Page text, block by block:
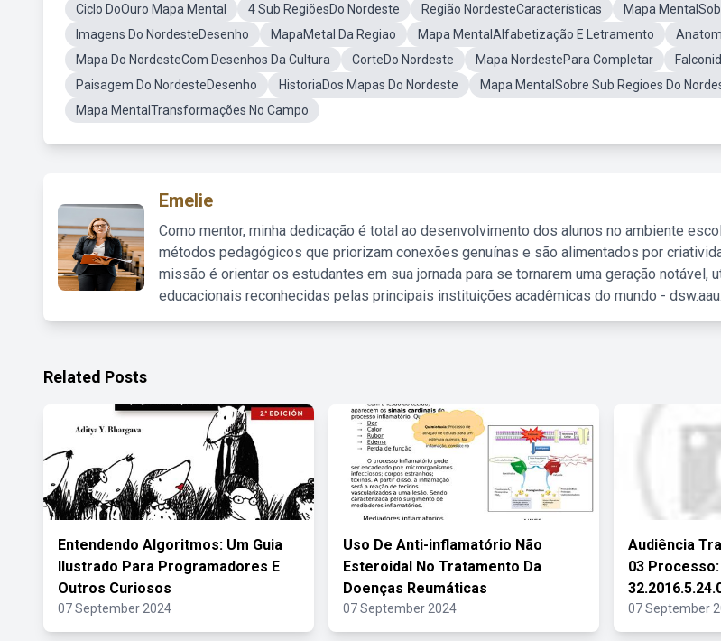
Ciclo DoOuro Mapa Mental
4 Sub RegiõesDo Nordeste Região NordesteCaracterísticas
Mapa
Imagens Do NordesteDesenho
MapaMetal Da Regiao Mapa MentalAlfabetização E Letramento
Mapa Do NordesteCom Desenhos Da Cultura
CorteDo Nordeste Mapa NordestePara Completar
Paisagem Do NordesteDesenho
HistoriaDos Mapas Do Nordeste
Mapa MentalSobre Sub Regioes Do
Mapa MentalTransformações No Campo
Emelie
Como mentor, minha dedicação é total ao desenvolvimento dos alunos no ambiente
métodos pedagógicos que priorizam conexões genuínas e são alimentados por
missão é orientar os estudantes em sua jornada para se tornarem uma geração notável,
educacionais reconhecidas pelas principais instituições acadêmicas do mundo -
Related Posts
Entendendo Algoritmos: Um Guia
Ilustrado Para Programadores E
Outros Curiosos
07 September 2024
Uso De Anti-inflamatório Não
Esteroidal No Tratamento Da
Doenças Reumáticas
07 September 2024
Audiência
03 Processo:
07 September